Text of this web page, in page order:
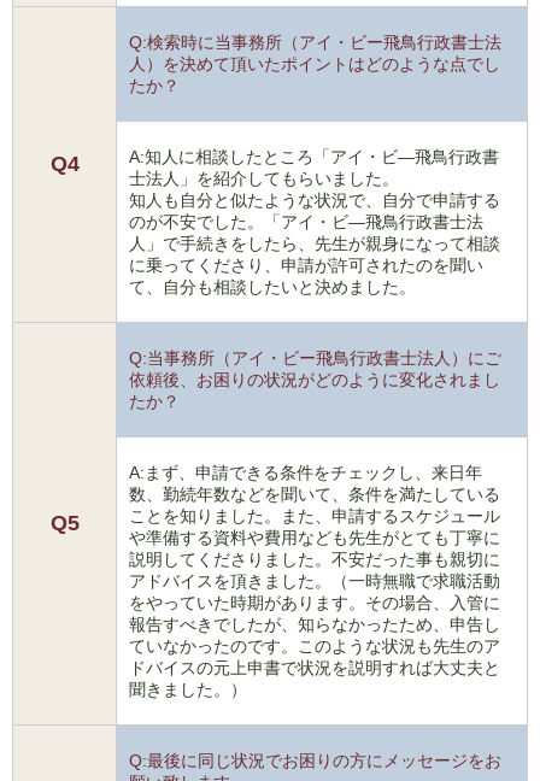
Q4
Q:検索時に当事務所（アイ・ビー飛鳥行政書士法
人）を決めて頂いたポイントはどのような点でし
たか？
A:知人に相談したところ「アイ・ビ―飛鳥行政書
士法人」を紹介してもらいました。
知人も自分と似たような状況で、自分で申請する
のが不安でした。「アイ・ビ―飛鳥行政書士法
人」で手続きをしたら、先生が親身になって相談
に乗ってくださり、申請が許可されたのを聞い
て、自分も相談したいと決めました。
Q5
Q:当事務所（アイ・ビー飛鳥行政書士法人）にご
依頼後、お困りの状況がどのように変化されまし
たか？
A:まず、申請できる条件をチェックし、来日年
数、勤続年数などを聞いて、条件を満たしている
ことを知りました。また、申請するスケジュール
や準備する資料や費用なども先生がとても丁寧に
説明してくださりました。不安だった事も親切に
アドバイスを頂きました。（一時無職で求職活動
をやっていた時期があります。その場合、入管に
報告すべきでしたが、知らなかったため、申告し
ていなかったのです。このような状況も先生のア
ドバイスの元上申書で状況を説明すれば大丈夫と
聞きました。）
Q:最後に同じ状況でお困りの方にメッセージをお